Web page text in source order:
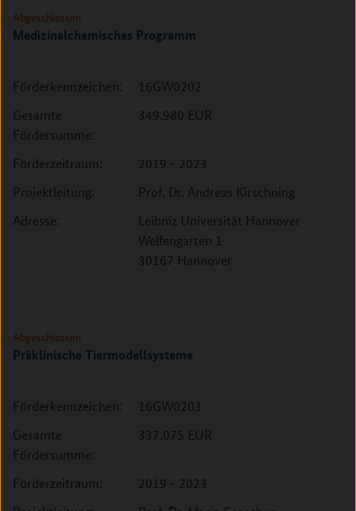
Abgeschlossen
Medizinalchemisches Programm
Förderkennzeichen:
16GW0202
Gesamte
Fördersumme:
349.980 EUR
Förderzeitraum:
2019 - 2023
Projektleitung:
Prof. Dr. Andreas Kirschning
Adresse:
Leibniz Universität Hannover
Welfengarten 1
30167 Hannover
Abgeschlossen
Präklinische Tiermodellsysteme
Förderkennzeichen:
16GW0203
Gesamte
Fördersumme:
337.075 EUR
Förderzeitraum:
2019 - 2023